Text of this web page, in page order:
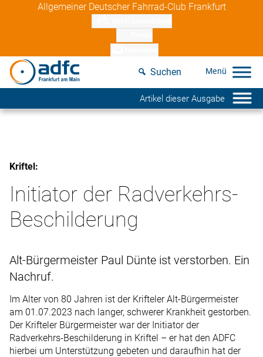
Allgemeiner Deutscher Fahrrad-Club Frankfurt
Suchen
Artikel dieser Ausgabe
Kriftel:
Initiator der Radverkehrs-
Beschilderung
Alt-Bürgermeister Paul Dünte ist verstorben. Ein
Nachruf.
Im Alter von 80 Jahren ist der Krifteler Alt-Bürgermeister
am 01.07.2023 nach langer, schwerer Krankheit gestorben.
Der Krifteler Bürgermeister war der Initiator der
Radverkehrs-Beschilderung in Kriftel – er hat den ADFC
hierbei um Unterstützung gebeten und daraufhin hat der